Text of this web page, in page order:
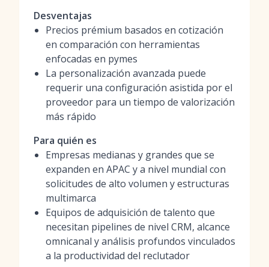
Desventajas
Precios prémium basados en cotización
en comparación con herramientas
enfocadas en pymes
La personalización avanzada puede
requerir una configuración asistida por el
proveedor para un tiempo de valorización
más rápido
Para quién es
Empresas medianas y grandes que se
expanden en APAC y a nivel mundial con
solicitudes de alto volumen y estructuras
multimarca
Equipos de adquisición de talento que
necesitan pipelines de nivel CRM, alcance
omnicanal y análisis profundos vinculados
a la productividad del reclutador